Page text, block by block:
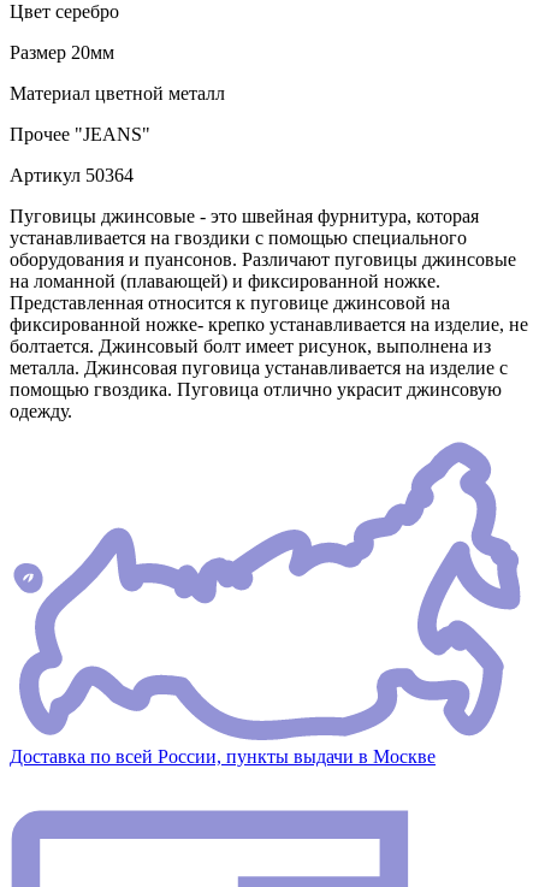
Цвет серебро
Размер 20мм
Материал цветной металл
Прочее "JEANS"
Артикул 50364
Пуговицы джинсовые - это швейная фурнитура, которая
устанавливается на гвоздики с помощью специального
оборудования и пуансонов. Различают пуговицы джинсовые
на ломанной (плавающей) и фиксированной ножке.
Представленная относится к пуговице джинсовой на
фиксированной ножке- крепко устанавливается на изделие, не
болтается. Джинсовый болт имеет рисунок, выполнена из
металла. Джинсовая пуговица устанавливается на изделие с
помощью гвоздика. Пуговица отлично украсит джинсовую
одежду.
Доставка по всей России, пункты выдачи в Москве